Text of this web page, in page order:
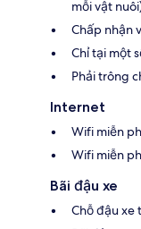
mỗi vật
Chấp nhận
Chỉ tại một
Phải trông
Internet
Wifi miễn
Wifi miễn
Bãi đậu xe
Chỗ đậu xe